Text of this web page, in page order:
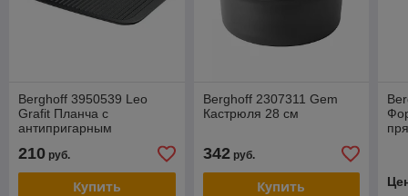
Berghoff 3950539 Leo
Grafit Планча с
антипригарным
210 руб.
Купить
Berghoff 2307311 Gem
Кастрюля 28 см
342руб.
Купить